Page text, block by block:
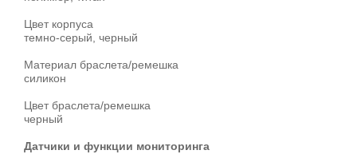
Цвет корпуса
темно-серый, черный
Материал браслета/ремешка
силикон
Цвет браслета/ремешка
черный
Датчики и функции мониторинга